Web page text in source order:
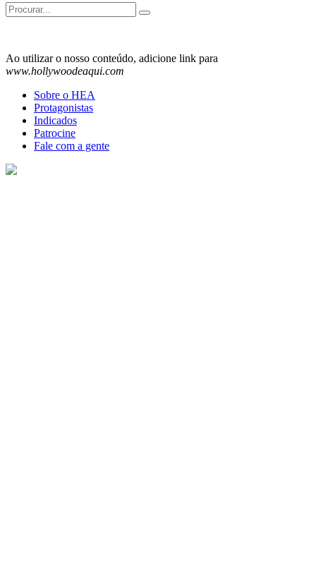
Search
for:
Ao utilizar o nosso conteúdo, adicione link para
www.hollywoodeaqui.com
Sobre o HEA
Protagonistas
Indicados
Patrocine
Fale com a gente